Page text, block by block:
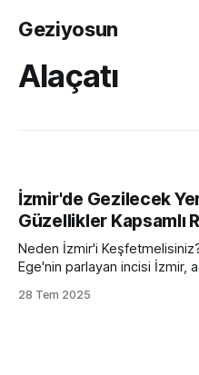
Geziyosun
Alaçatı
İzmir'de Gezilecek
Güzellikler Kapsamlı
Neden İzmir'i
Ege'nin parlayan incisi İzmir,
ve canlı kültürüyle ruhunuzu
28 Tem 2025